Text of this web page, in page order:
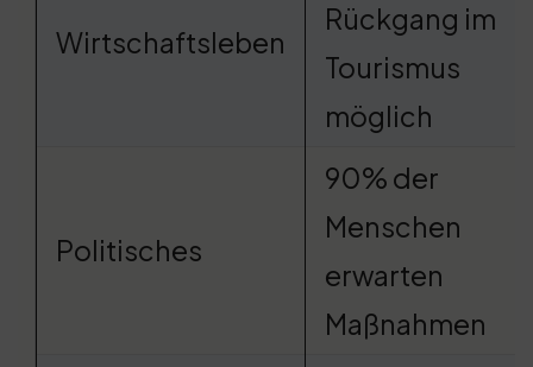
Wirtschaftsleben
Rückgang im
Tourismus
möglich
Politisches
90% der
Menschen
erwarten
Maßnahmen